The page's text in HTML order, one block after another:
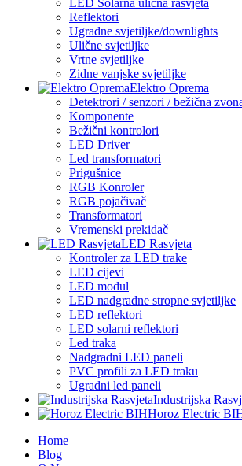
LED Solarna ulična rasvjeta
Reflektori
Ugradne svjetiljke/downlights
Ulične svjetiljke
Vrtne svjetiljke
Zidne vanjske svjetiljke
Elektro Oprema
Detektrori / senzori / bežična
Komponente
Bežični kontrolori
LED Driver
Led transformatori
Prigušnice
RGB Konroler
RGB pojačivač
Transformatori
Vremenski prekidač
LED Rasvjeta
Kontroler za LED trake
LED cijevi
LED modul
LED nadgradne stropne svjetiljke
LED reflektori
LED solarni reflektori
Led traka
Nadgradni LED paneli
PVC profili za LED traku
Ugradni led paneli
Industrijska
Horoz Electric
Home
Blog